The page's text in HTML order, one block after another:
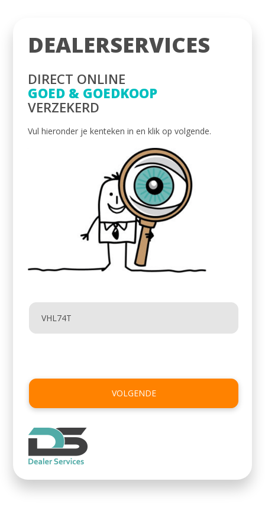
DEALERSERVICES
DIRECT ONLINE
GOED & GOEDKOOP
VERZEKERD
Vul hieronder je kenteken in en klik op volgende.